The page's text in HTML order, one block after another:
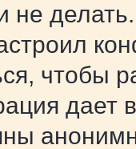
чтобы